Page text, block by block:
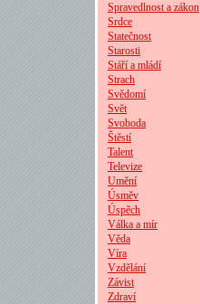
Spravedlnost a zákon
Srdce
Statečnost
Starosti
Stáří a mládí
Strach
Svědomí
Svět
Svoboda
Štěstí
Talent
Televize
Umění
Úsměv
Úspěch
Válka a mír
Věda
Víra
Vzdělání
Závist
Zdraví